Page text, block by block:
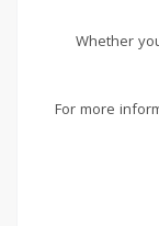
Whether
For more